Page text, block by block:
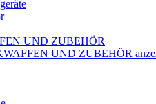
UND ZUBEHÖR
UND ZUBEHÖR